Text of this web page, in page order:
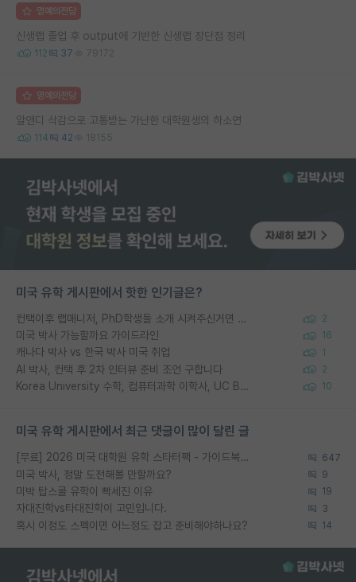
명예의전당
신생랩 졸업 후 output에 기반한 신생랩 장단점 정리
112 37 79172
명예의전당
알앤디 삭감으로 고통받는 가난한 대학원생의 하소연
114 42 18155
미국 유학 게시판에서 핫한 인기글은?
컨택이후 랩매니저, PhD학생들 소개 시켜주신거면 거의 컨펌에 가깝나요? 2
미국 박사 가능할까요 가이드라인 16
캐나다 박사 vs 한국 박사 미국 취업 1
AI 박사, 컨택 후 2차 인터뷰 준비 조언 구합니다 2
Korea University 수학, 컴퓨터과학 이학사, UC Berkeley 산업공학 대학원 공학박사가 되는 것은 쉽지 않겠죠? 10
미국 유학 게시판에서 최근 댓글이 많이 달린 글
[무료] 2026 미국 대학원 유학 스타터팩 - 가이드북 & 합격자 컨택메일 템플릿 647
미국 박사, 정말 도전해볼 만할까요? 9
미박 탑스쿨 유학이 빡세진 이유 19
자대진학vs타대진학이 고민입니다. 3
혹시 이정도 스펙이면 어느정도 잡고 준비해야하나요? 14